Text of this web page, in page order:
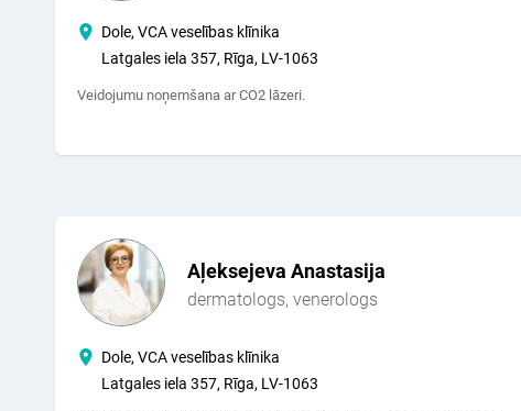
Dole, VCA veselības klīnika
Latgales iela 357, Rīga, LV-1063
Veidojumu noņemšana ar CO2 lāzeri.
Aļeksejeva Anastasija
dermatologs, venerologs
Dole, VCA veselības klīnika
Latgales iela 357, Rīga, LV-1063